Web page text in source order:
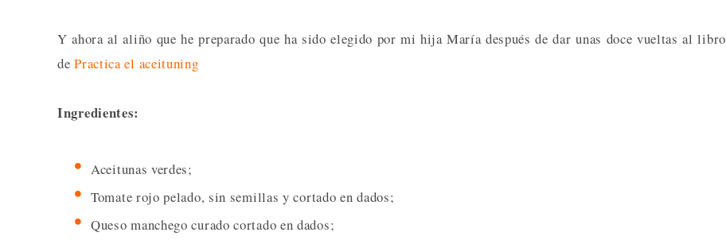
Y ahora al aliño que he preparado que ha sido elegido por mi hija María después de dar unas doce vueltas al libro
dePractica el aceituning
Ingredientes:
Aceitunas verdes;
Tomate rojo pelado, sin semillas y cortado en dados;
Queso manchego curado cortado en dados;